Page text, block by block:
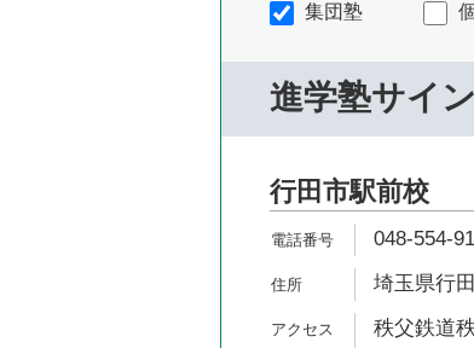
集団塾
進学塾サイ
行田市駅前校
048-554-
埼玉県行
秩父鉄道